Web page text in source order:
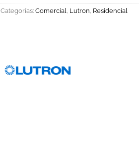
Categorías: Comercial, Lutron, Residencial